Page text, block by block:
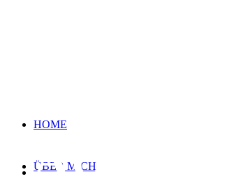
ÜBER MICH
ANGEBOTE